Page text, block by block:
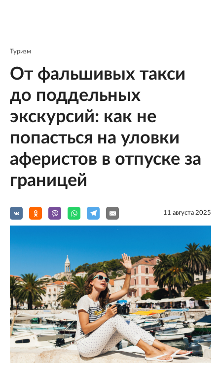
Туризм
От фальшивых такси
до поддельных
экскурсий: как не
попасться на уловки
аферистов в отпуске за
границей
11 августа 2025